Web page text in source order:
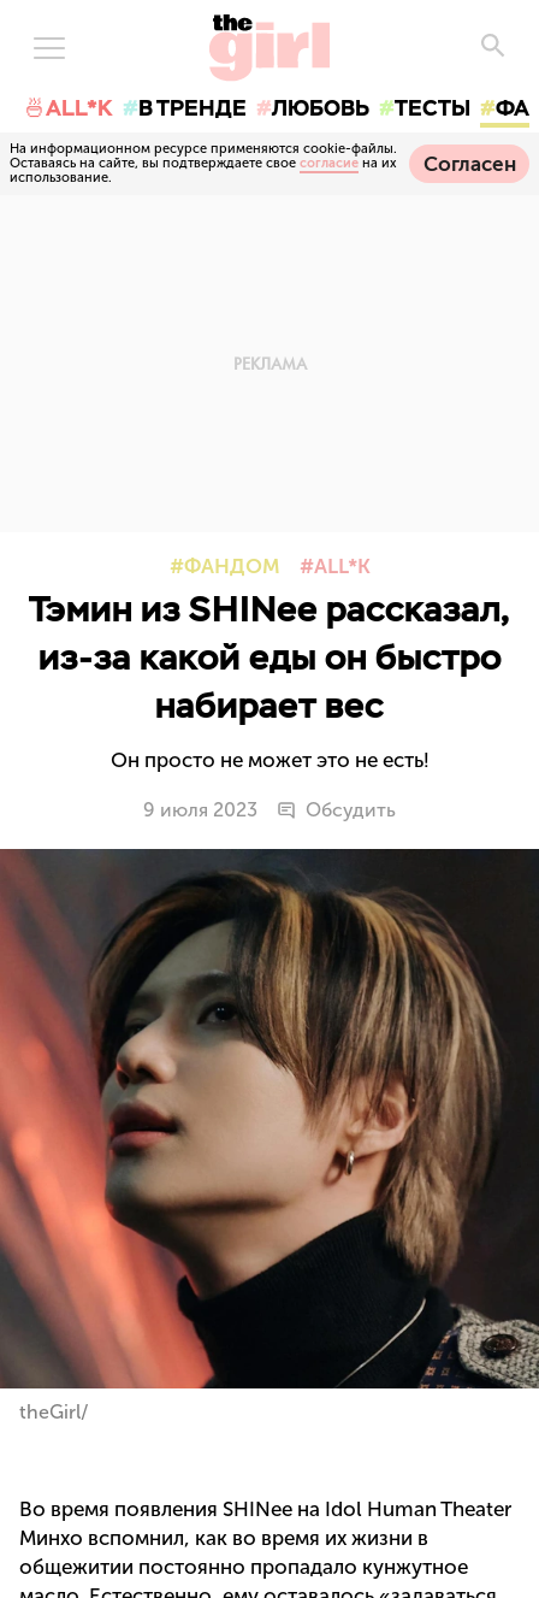
🍜ALL*K В ТРЕНДЕ ЛЮБОВЬ ТЕСТЫ
На информационном ресурсе применяются cookie-файлы.
Оставаясь на сайте, вы подтверждаете свое согласие на их
использование.
Согласен
ФАНДОМ ALL*K
Тэмин из SHINee рассказал,
из-за какой еды он быстро
набирает вес
Он просто не может это не есть!
9 июля 2023 Обсудить
theGirl/
Во время появления SHINee на Idol Human Theater
Минхо вспомнил, как во время их жизни в
общежитии постоянно пропадало кунжутное